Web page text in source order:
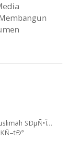
SÐµÑ•Ï…